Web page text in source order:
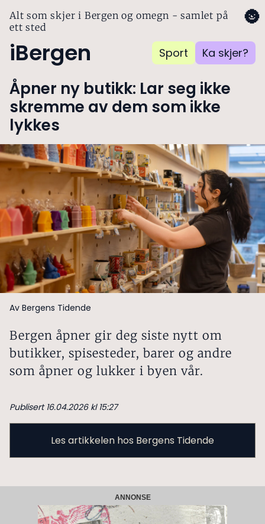
Alt som skjer i Bergen og omegn - samlet på
ett sted
iBergen Sport Ka skjer?
🌚
Åpner ny butikk: Lar seg ikke
skremme av dem som ikke
lykkes
Av Bergens Tidende
Bergen åpner gir deg siste nytt om
butikker, spisesteder, barer og andre
som åpner og lukker i byen vår.
Publisert 16.04.2026 kl 15:27
Les artikkelen hos Bergens Tidende
ANNONSE